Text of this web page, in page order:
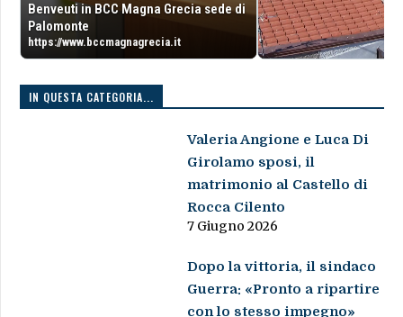
Benveuti in BCC Magna Grecia sede di
Palomonte
https://www.bccmagnagrecia.it
IN QUESTA CATEGORIA...
Valeria Angione e Luca Di
Girolamo sposi, il
matrimonio al Castello di
Rocca Cilento
7 Giugno 2026
Dopo la vittoria, il sindaco
Guerra: «Pronto a ripartire
con lo stesso impegno»